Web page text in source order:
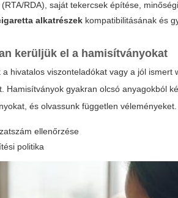
RDA), saját tekercsek építése,
alkatrészek kompatibilitásának és
kerüljük el a hamisítványokat
hivatalos viszonteladókat vagy a jól
Hamisítványok gyakran olcsó anyagokból
és olvassunk független
ellenőrzése
politika